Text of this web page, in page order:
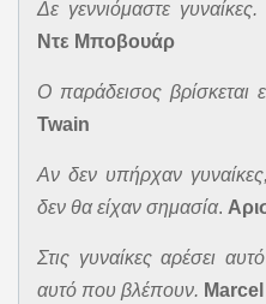
Δε γεννιόμαστε γυναίκες.
Ντε Μποβουάρ
Ο παράδεισος βρίσκεται
Twain
Αν δεν υπήρχαν
δεν θα είχαν σημασία.
Στις γυναίκες αρέσει
αυτό που βλέπουν.